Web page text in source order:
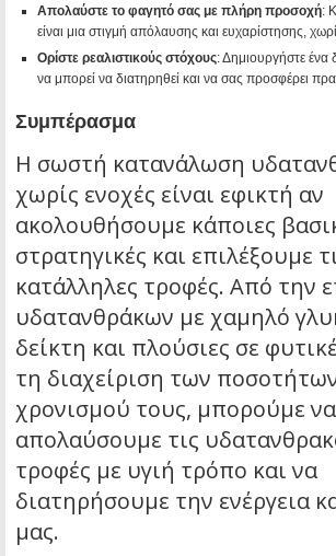
Απολαύστε το φαγητό σας με πλήρη προσοχή:
είναι μια στιγμή απόλαυσης και ευχαρίστησης,
Ορίστε ρεαλιστικούς στόχους: Δημιουργήστε ένα
να μπορεί να διατηρηθεί και να σας προσφέρει
Συμπέρασμα
Η σωστή κατανάλωση
χωρίς ενοχές είναι εφικτή αν
ακολουθήσουμε κάποιες
στρατηγικές και επιλέξουμε
κατάλληλες τροφές. Από την
υδατανθράκων με χαμηλό
δείκτη και πλούσιες σε
τη διαχείριση των
χρονισμού τους, μπορούμε να
απολαύσουμε τις
τροφές με υγιή τρόπο και να
διατηρήσουμε την ενέργεια
μας.